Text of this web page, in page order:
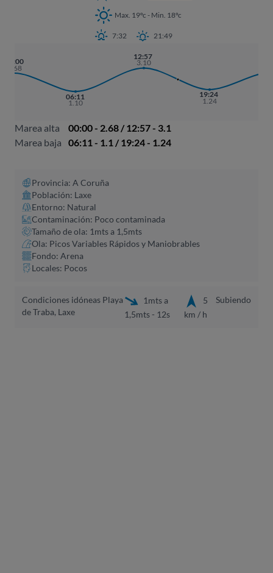
Max. 19ºc - Min. 18ºc
7:32 21:49
00:00
2.68
06:11
1.10
12:57
3.10
19:24
1.24
Marea alta
00:00 - 2.68 / 12:57 - 3.1
Marea baja
06:11 - 1.1 / 19:24 - 1.24
Provincia: A Coruña​
Población: Laxe
Entorno: Natural
Contaminación: Poco contaminada
Tamaño de ola: 1mts a 1,5mts
Ola: Picos Variables Rápidos y Maniobrables
Fondo: Arena
Locales: Pocos
Condiciones idóneas Playa
de Traba, Laxe
1mts a
1,5mts - 12s
5
km / h
Subiendo